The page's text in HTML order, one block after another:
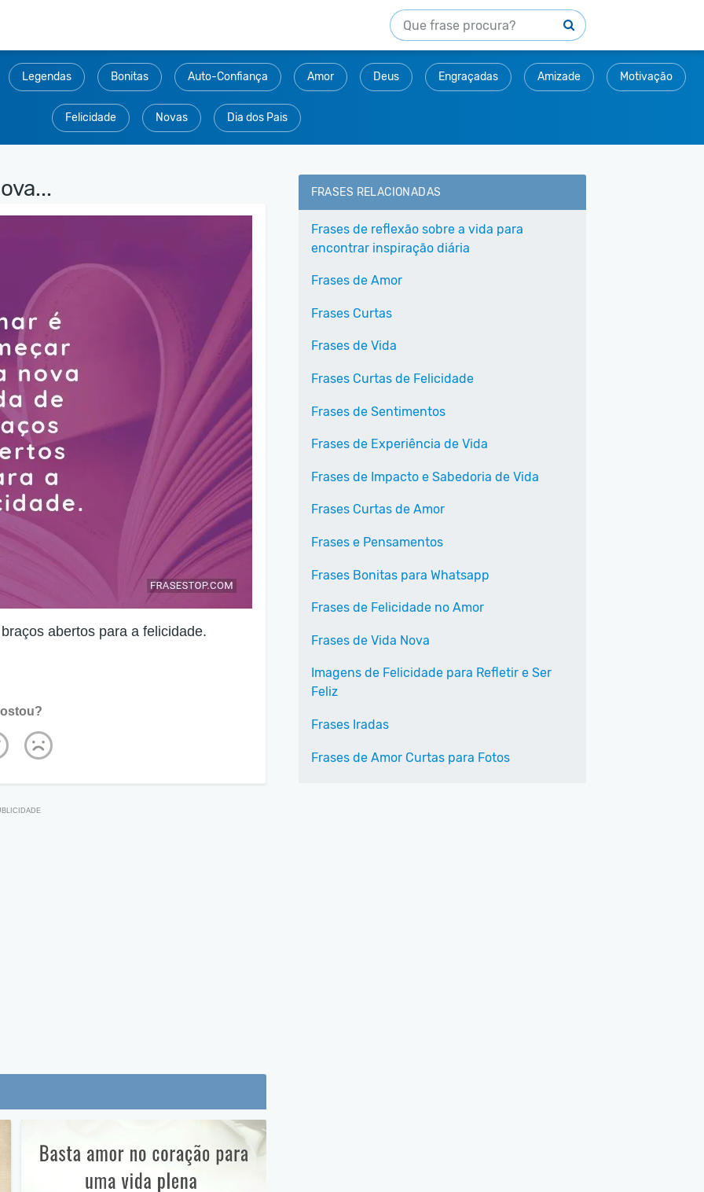
Legendas Bonitas Auto-Confiança Amor Deus Engraçadas Amizade Motivação
Felicidade Novas Dia dos Pais
abertos para a felicidade.
FRASES RELACIONADAS
Frases de reflexão sobre a vida para
encontrar inspiração diária
Frases de Amor
Frases Curtas
Frases de Vida
Frases Curtas de Felicidade
Frases de Sentimentos
Frases de Experiência de Vida
Frases de Impacto e Sabedoria de Vida
Frases Curtas de Amor
Frases e Pensamentos
Frases Bonitas para Whatsapp
Frases de Felicidade no Amor
Frases de Vida Nova
Imagens de Felicidade para Refletir e Ser
Feliz
Frases Iradas
Frases de Amor Curtas para Fotos